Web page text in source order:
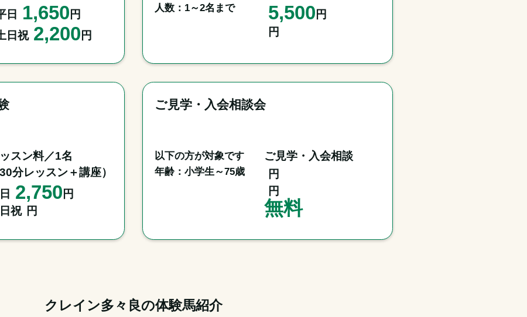
日
1,650 円
日祝 2,200 円
人数：1～2名まで
5,500 円
円
スン料／1名
30分レッスン＋講座）
2,750 円
祝 円
ご見学・入会相談会
以下の方が対象です
年齢：小学生～75歳
ご見学・入会相談
円
円
無料
クレイン多々良の体験馬紹介